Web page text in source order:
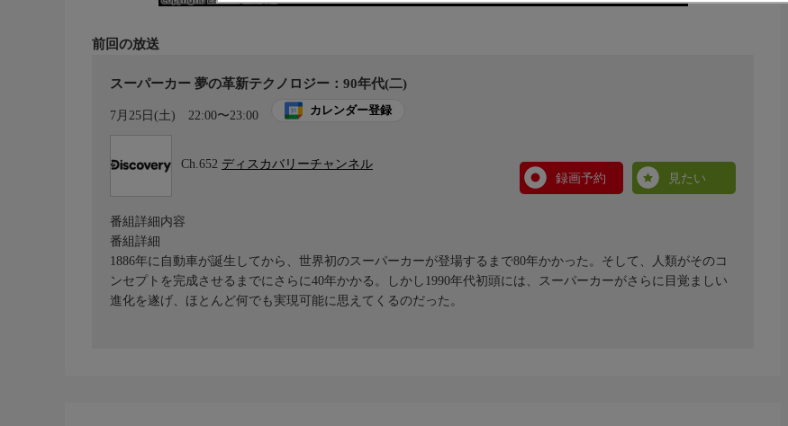
前回の放送
スーパーカー 夢の革新テクノロジー：90年代(二)
7月25日(土) 22:00〜23:00 カレンダー登録
Ch.652 ディスカバリーチャンネル
録画予約
見たい
番組詳細内容
番組詳細
1886年に自動車が誕生してから、世界初のスーパーカーが登場するまで80年かかった。そして、人類がそのコ
ンセプトを完成させるまでにさらに40年かかる。しかし1990年代初頭には、スーパーカーがさらに目覚ましい
進化を遂げ、ほとんど何でも実現可能に思えてくるのだった。